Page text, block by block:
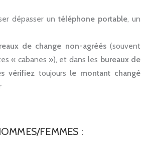
dépasser un téléphone portable, un
de change non-agréés(souvent
« cabanes »), et dans les bureaux de
vérifieztoujours le montant changé
FEMMES :